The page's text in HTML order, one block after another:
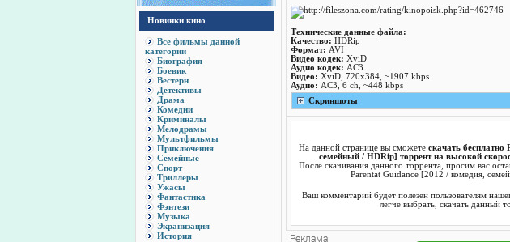
Новинки кино
Все фильмы данной
категории
Биография
Боевик
Вестерн
Детективы
Драма
Комедии
Криминалы
Мелодрамы
Мультфильмы
Приключения
Семейные
Спорт
Триллеры
Ужасы
Фантастика
Фэнтези
Музыка
Экранизация
История
Технические данные файла:
Качество: HDRip
Формат: AVI
Видео кодек: XviD
Аудио кодек: AC3
Видео: XviD, 720x384, ~1907 kbps
Аудио: AC3, 6 ch, ~448 kbps
Cкриншоты
На данной странице вы сможете скачать бесплатно
семейный / HDRip] торрент на высокой
После скачивания данного торрента, просим вас
Parentat Guidance [2012 / комедия,
Ваш комментарий будет полезен пользователям
легче выбрать, скачать данный